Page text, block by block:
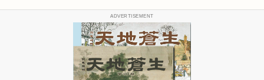
ADVERTISEMENT